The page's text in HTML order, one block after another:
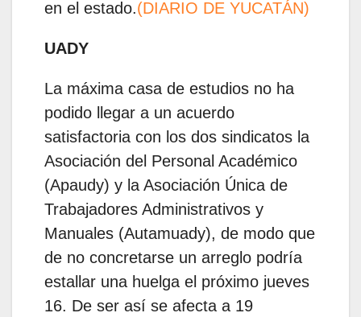
en el estado.(DIARIO DE YUCATÁN)
UADY
La máxima casa de estudios no ha
podido llegar a un acuerdo
satisfactoria con los dos sindicatos la
Asociación del Personal Académico
(Apaudy) y la Asociación Única de
Trabajadores Administrativos y
Manuales (Autamuady), de modo que
de no concretarse un arreglo podría
estallar una huelga el próximo jueves
16. De ser así se afecta a 19